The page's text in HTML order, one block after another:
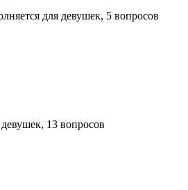
для девушек, 5 вопросов
13 вопросов